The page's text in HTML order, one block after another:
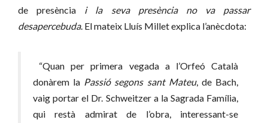
de presència i la seva presència no va passar
desapercebuda. El mateix Lluís Millet explica l’anècdota:
“Quan per primera vegada a l’Orfeó Català
donàrem la Passió segons sant Mateu, de Bach,
vaig portar el Dr. Schweitzer a la Sagrada Família,
qui restà admirat de l’obra, interessant-se